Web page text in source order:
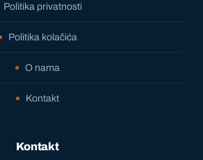
Politika privatnosti
Politika kolačića
O nama
Kontakt
Kontakt